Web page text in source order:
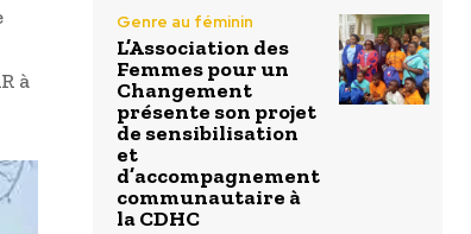
à
Genre au féminin
L’Association des
Femmes pour un
Changement
présente son projet
de sensibilisation
et
d’accompagnement
communautaire à
la CDHC